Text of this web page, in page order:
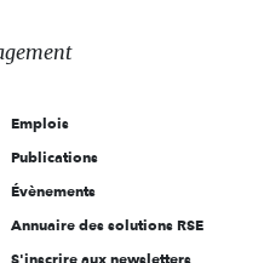
Emplois
Publications
Évènements
Annuaire des solutions RSE
S'inscrire aux newsletters